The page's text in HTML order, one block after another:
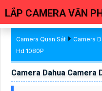
LẮP CAMERA VĂN
Camera Quan Sát Camera
Hd 1080P
Camera Dahua Camera